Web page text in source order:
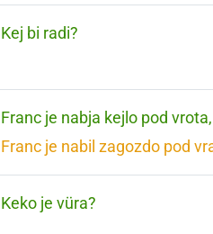
Kej bi radi?
Franc je nabja kejlo pod
Franc je nabil zagozdo pod
Keko je vüra?